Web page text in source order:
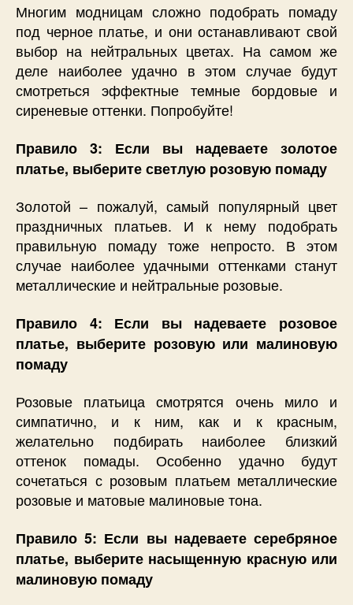
Многим модницам сложно подобрать помаду
под черное платье, и они останавливают свой
выбор на нейтральных цветах. На самом же
деле наиболее удачно в этом случае будут
смотреться эффектные темные бордовые и
сиреневые оттенки. Попробуйте!
Правило 3: Если вы надеваете золотое
платье, выберите светлую розовую помаду
Золотой – пожалуй, самый популярный цвет
праздничных платьев. И к нему подобрать
правильную помаду тоже непросто. В этом
случае наиболее удачными оттенками станут
металлические и нейтральные розовые.
Правило 4: Если вы надеваете розовое
платье, выберите розовую или малиновую
помаду
Розовые платьица смотрятся очень мило и
симпатично, и к ним, как и к красным,
желательно подбирать наиболее близкий
оттенок помады. Особенно удачно будут
сочетаться с розовым платьем металлические
розовые и матовые малиновые тона.
Правило 5: Если вы надеваете серебряное
платье, выберите насыщенную красную или
малиновую помаду